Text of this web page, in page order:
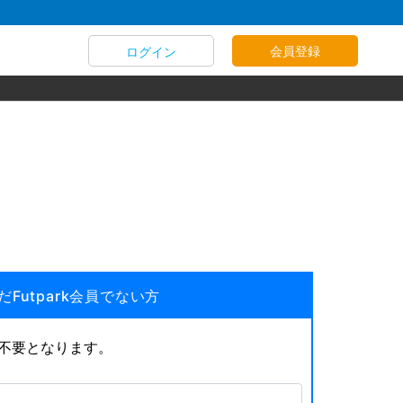
ログイン 会員登録
Futpark会員でない方
となります。